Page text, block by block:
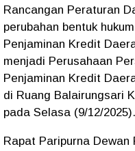
Rancangan Peraturan
perubahan bentuk
Penjaminan Kredit
menjadi Perusahaan
Penjaminan Kredit
di Ruang Balairungsari
pada Selasa (9/12/2025).
Rapat Paripurna